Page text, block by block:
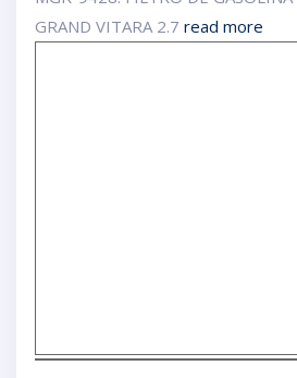
GRAND VITARA 2.7 read more